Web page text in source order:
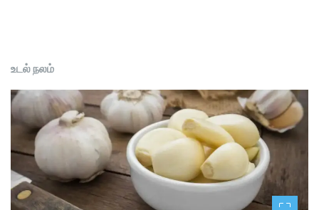
s
p
g
i
உடல் நலம்